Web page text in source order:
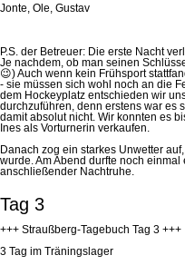
Jonte, Ole, Gustav
P.S. der Betreuer: Die erste Nacht
Je nachdem, ob man seinen
😉) Auch wenn kein Frühsport
- sie müssen sich wohl noch an die
dem Hockeyplatz entschieden wir
durchzuführen, denn erstens war es
damit absolut nicht. Wir konnten es
Ines als Vorturnerin verkaufen.
Danach zog ein starkes Unwetter
wurde. Am Abend durfte noch
anschließender Nachtruhe.
Tag 3
+++ Straußberg-Tagebuch Tag 3 +++
3 Tag im Träningslager